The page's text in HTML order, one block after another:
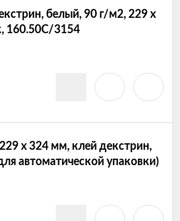
белый, 90 г/м2, 229 х
160.50С/3154
х 324 мм, клей декстрин,
автоматической упаковки)